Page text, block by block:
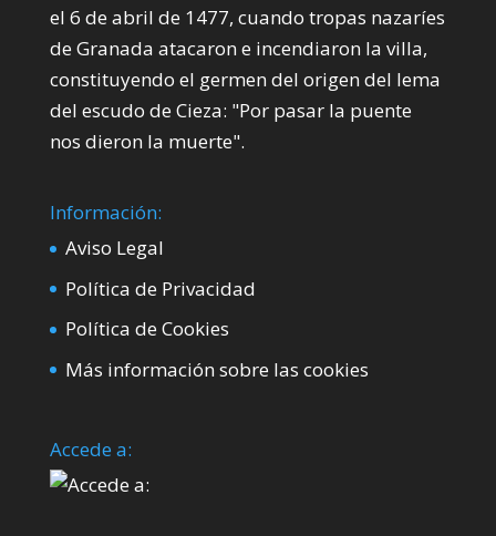
el 6 de abril de 1477, cuando tropas nazaríes
de Granada atacaron e incendiaron la villa,
constituyendo el germen del origen del lema
del escudo de Cieza: "Por pasar la puente
nos dieron la muerte".
Información:
Aviso Legal
Política de Privacidad
Política de Cookies
Más información sobre las cookies
Accede a: